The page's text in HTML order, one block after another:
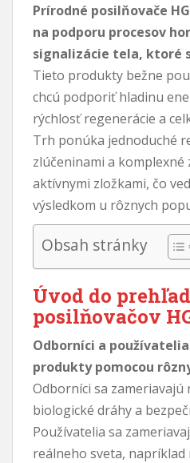
Prírodné posilňovače
na podporu procesov
signalizácie tela, ktoré
Tieto produkty bežne
chcú podporiť hladinu
rýchlosť regenerácie a
Trh ponúka jednoduché
zlúčeninami a komplexné
aktívnymi zložkami, čo
výsledkom u rôznych
Obsah stránky
Úvod do
posilňovačov
Odborníci a
produkty pomocou
Odborníci sa zameriavajú
biologické dráhy a
Používatelia sa
reálneho sveta, napríklad